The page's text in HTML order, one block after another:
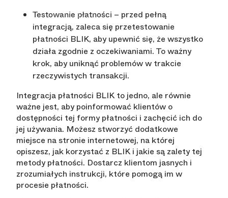
Testowanie płatności – przed pełną
integracją, zaleca się przetestowanie
płatności BLIK, aby upewnić się, że wszystko
działa zgodnie z oczekiwaniami. To ważny
krok, aby uniknąć problemów w trakcie
rzeczywistych transakcji.
Integracja płatności BLIK to jedno, ale równie
ważne jest, aby poinformować klientów o
dostępności tej formy płatności i zachęcić ich do
jej używania. Możesz stworzyć dodatkowe
miejsce na stronie internetowej, na której
opiszesz, jak korzystać z BLIK i jakie są zalety tej
metody płatności. Dostarcz klientom jasnych i
zrozumiałych instrukcji, które pomogą im w
procesie płatności.